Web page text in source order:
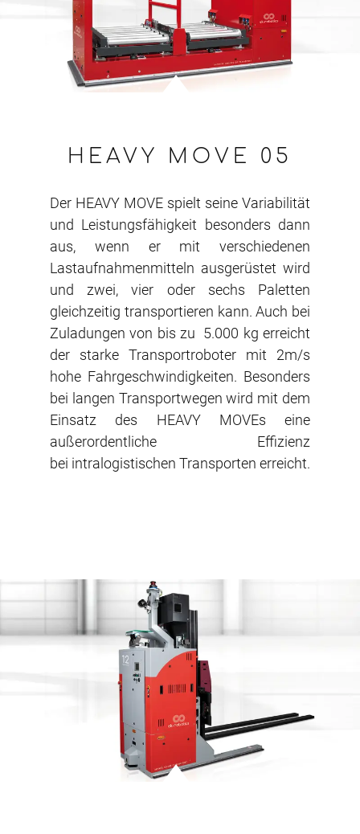
HEAVY MOVE 05
Der HEAVY MOVE spielt seine Variabilität
und Leistungsfähigkeit besonders dann
aus, wenn er mit verschiedenen
Lastaufnahmenmitteln ausgerüstet wird
und zwei, vier oder sechs Paletten
gleichzeitig transportieren kann. Auch bei
Zuladungen von bis zu 5.000 kg erreicht
der starke Transportroboter mit 2m/s
hohe Fahrgeschwindigkeiten. Besonders
bei langen Transportwegen wird mit dem
Einsatz des HEAVY MOVEs eine
außerordentliche Effizienz
bei intralogistischen Transporten erreicht.